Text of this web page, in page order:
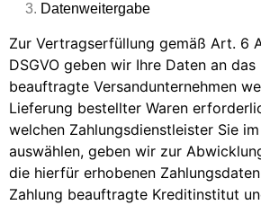
Datenweitergabe
Zur Vertragserfüllung gemäß Art. 6
DSGVO geben wir Ihre Daten an
beauftragte Versandunternehmen
Lieferung bestellter Waren
welchen Zahlungsdienstleister Sie
auswählen, geben wir zur
die hierfür erhobenen
Zahlung beauftragte Kreditinstitut